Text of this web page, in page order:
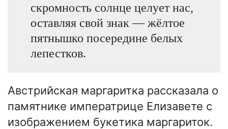
скромность солнце целует нас,
оставляя свой знак — жёлтое
пятнышко посередине белых
лепестков.
Австрийская маргаритка рассказала о
памятнике императрице Елизавете с
изображением букетика маргариток.